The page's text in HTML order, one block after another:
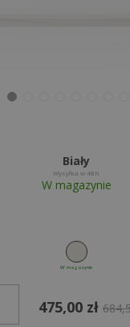
Biały
Wysyłka w 48h
W magazynie
W magazynie
475,00 zł